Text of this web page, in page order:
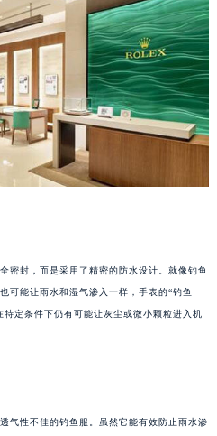
密封，而是采用了精密的防水设计。就像钓鱼
可能让雨水和湿气渗入一样，手表的“钓鱼
定条件下仍有可能让灰尘或微小颗粒进入机
气性不佳的钓鱼服。虽然它能有效防止雨水渗